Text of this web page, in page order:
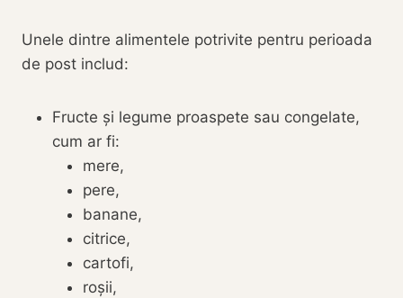
Unele dintre alimentele potrivite pentru perioada
de post includ:
Fructe și legume proaspete sau congelate,
cum ar fi:
mere,
pere,
banane,
citrice,
cartofi,
roșii,